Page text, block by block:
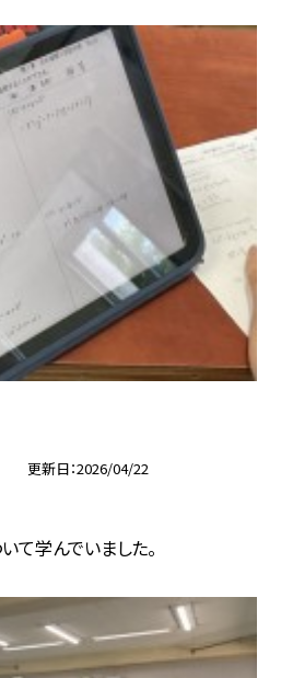
更新日 2026/04/22
て学んでいました。